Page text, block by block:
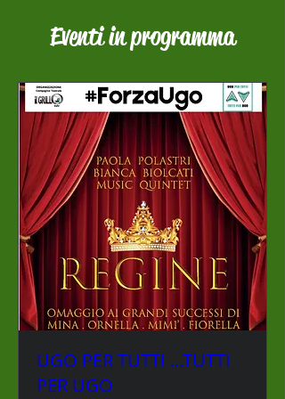
Eventi in programma
UGO PER TUTTI ...TUTTI
PER UGO